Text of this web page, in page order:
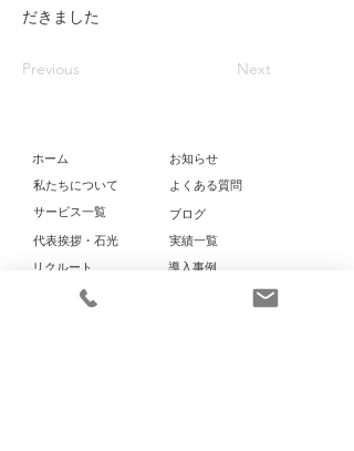
だきました
Previous Next
​ホーム
​私たちについて
​サービス一覧
代表挨拶・石光
リクルート
お知らせ
よくある質問
​ブログ
実績一覧
導入事例
ママヨロアカデミー